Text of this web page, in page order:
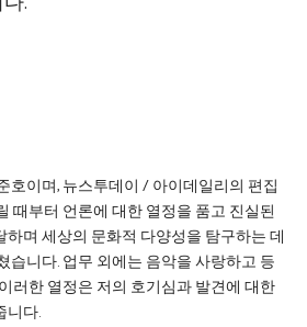
호이며, 뉴스투데이 / 아이데일리의 편집
때부터 언론에 대한 열정을 품고 진실된
하며 세상의 문화적 다양성을 탐구하는 데
습니다. 업무 외에는 음악을 사랑하고 등
러한 열정은 저의 호기심과 발견에 대한
니다.